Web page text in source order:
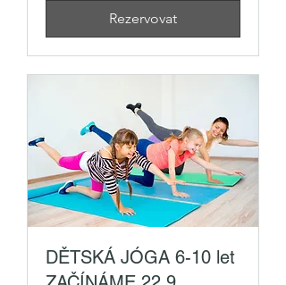
Rezervovat
DĚTSKÁ JÓGA 6-10 let